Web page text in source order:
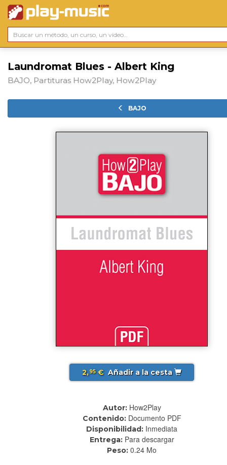
Laundromat Blues - Albert King
BAJO, Partituras How2Play, How2Play
BAJO
2,95€ Añadir a la cesta
Autor: How2Play
Contenido: Documento PDF
Disponibilidad: Inmediata
Entrega: Para descargar
Peso: 0.24 Mo